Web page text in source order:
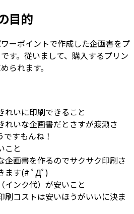
目的
ーポイントで作成した企画書をプ
す。従いまして、購入するプリン
られます。
れいに印刷できること
れいな企画書だとさすが渡瀬さ
すもんね！
こと
企画書を作るのでサクサク印刷さ
ます(# ﾟДﾟ)
インク代）が安いこと
刷コストは安いほうがいいに決ま